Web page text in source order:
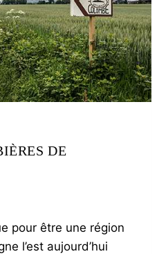
DE
pour être une région
l’est aujourd’hui